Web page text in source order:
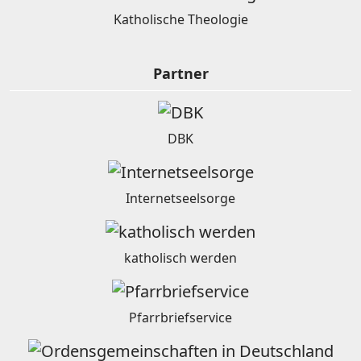
Katholische Theologie
Partner
DBK
Internetseelsorge
katholisch werden
Pfarrbriefservice